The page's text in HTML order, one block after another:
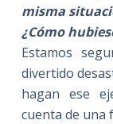
misma
¿Cómo
Estamos
divertido
hagan ese
cuenta de una